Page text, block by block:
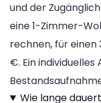
und der
eine 1-Zimmer-
rechnen, für
€. Ein
Wie lange